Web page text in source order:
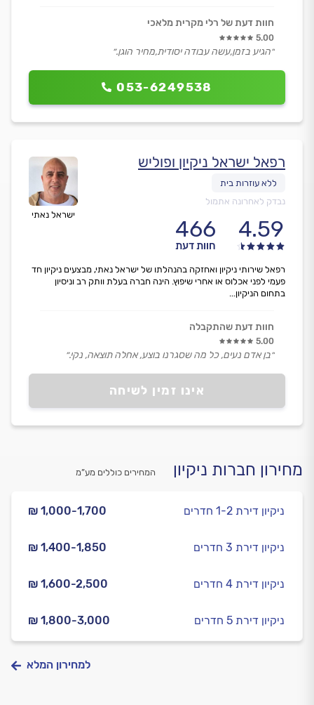
053-6249538
חוות דעת של רלי מקרית מלאכי
5.00
״הגיע בזמן,עשה עבודה יסודית,מחיר הוגן.״
ישראל נאתי
רפאל ישראל ניקיון ופוליש
נבדק לאחרונה אתמול
4.59
466
חוות דעת
אינו זמין לשיחה
רפאל שירותי ניקיון ואחזקה בהנהלתו של ישראל נאתי, מבצעים ניקיון חד
פעמי לפני אכלוס או אחרי שיפוץ. הינה חברה בעלת וותק רב וניסיון
בתחום הניקיון...
חוות דעת שהתקבלה
5.00
״בן אדם נעים, כל מה שסגרנו בוצע, אחלה תוצאה, נקי.״
מחירון חברות ניקיון המחירים כוללים מע”מ
₪ 1,000-1,700 ניקיון דירת 1-2 חדרים
₪ 1,400-1,850 ניקיון דירת 3 חדרים
₪ 1,600-2,500 ניקיון דירת 4 חדרים
₪ 1,800-3,000 ניקיון דירת 5 חדרים
למחירון המלא